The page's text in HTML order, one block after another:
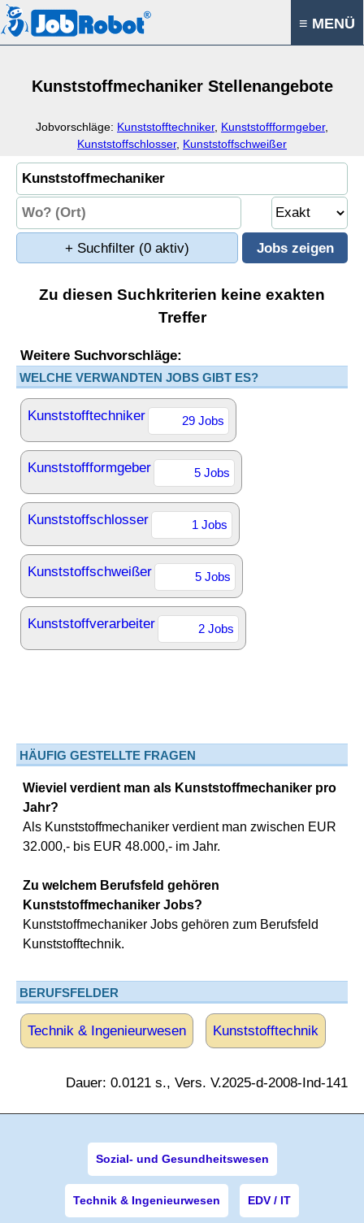
≡ MENÜ
Kunststoffmechaniker Stellenangebote
Jobvorschläge: Kunststofftechniker, Kunststoffformgeber,
Kunststoffschlosser, Kunststoffschweißer
+ Suchfilter (0 aktiv)
Zu diesen Suchkriterien keine exakten
Treffer
Weitere Suchvorschläge:
WELCHE VERWANDTEN JOBS GIBT ES?
Kunststofftechniker 29 Jobs
Kunststoffformgeber 5 Jobs
Kunststoffschlosser 1 Jobs
Kunststoffschweißer 5 Jobs
Kunststoffverarbeiter 2 Jobs
HÄUFIG GESTELLTE FRAGEN
Wieviel verdient man als Kunststoffmechaniker pro
Jahr?
Als Kunststoffmechaniker verdient man zwischen EUR
32.000,- bis EUR 48.000,- im Jahr.
Zu welchem Berufsfeld gehören
Kunststoffmechaniker Jobs?
Kunststoffmechaniker Jobs gehören zum Berufsfeld
Kunststofftechnik.
BERUFSFELDER
Technik & Ingenieurwesen Kunststofftechnik
Dauer: 0.0121 s., Vers. V.2025-d-2008-Ind-141
Sozial- und Gesundheitswesen
Technik & Ingenieurwesen EDV / IT